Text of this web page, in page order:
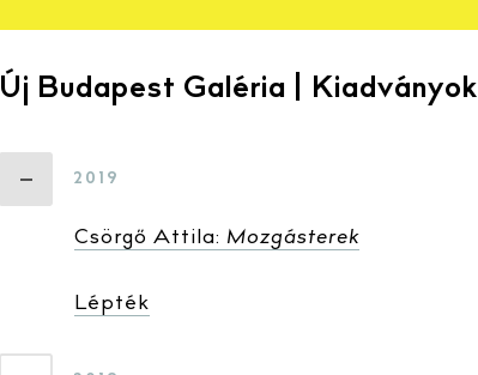
Új Budapest Galéria | Kiadványok
2019
Csörgő Attila: Mozgásterek
Lépték